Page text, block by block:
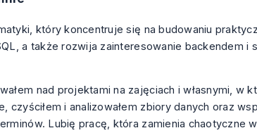
który koncentruje się na budowaniu
a także rozwija zainteresowanie backendem i
nad projektami na zajęciach i własnymi, w
czyściłem i analizowałem zbiory danych oraz
Lubię pracę, która zamienia chaotyczne